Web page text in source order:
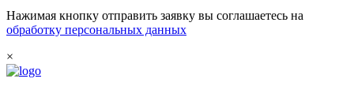
Нажимая кнопку отправить заявку вы соглашаетесь на
обработку персональных данных
×